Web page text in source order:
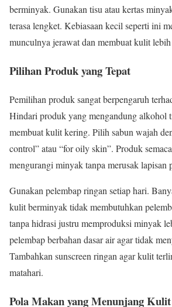
berminyak. Gunakan tisu atau kertas
terasa lengket. Kebiasaan kecil seperti ini
munculnya jerawat dan membuat kulit
Pilihan Produk yang Tepat
Pemilihan produk sangat berpengaruh
Hindari produk yang mengandung alkohol
membuat kulit kering. Pilih sabun wajah
control” atau “for oily skin”. Produk
mengurangi minyak tanpa merusak lapisan
Gunakan pelembap ringan setiap hari.
kulit berminyak tidak membutuhkan
tanpa hidrasi justru memproduksi minyak
pelembap berbahan dasar air agar tidak
Tambahkan sunscreen ringan agar kulit
matahari.
Pola Makan yang Menunjang Kulit